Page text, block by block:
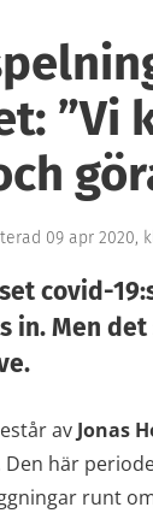
”Vi
09 apr 2020, kl
covid-
in. Men
av Jonas
Den här
runt